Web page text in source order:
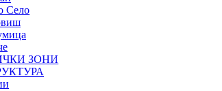
Село
ЗОНИ